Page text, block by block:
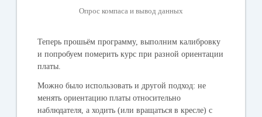
Опрос компаса и вывод данных
Теперь прошьём программу, выполним калибровку
и попробуем померить курс при разной ориентации
платы.
Можно было использовать и другой подход: не
менять ориентацию платы относительно
наблюдателя, а ходить (или вращаться в кресле) с